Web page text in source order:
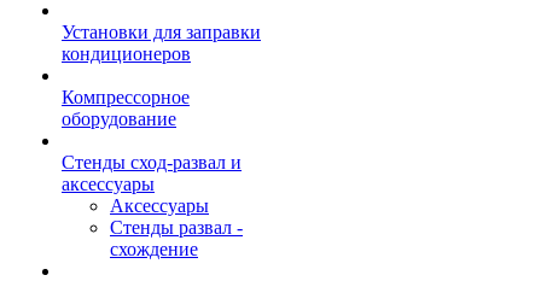
Установки для заправки
кондиционеров
Компрессорное
оборудование
Стенды сход-развал и
аксессуары
Аксессуары
Стенды развал -
схождение